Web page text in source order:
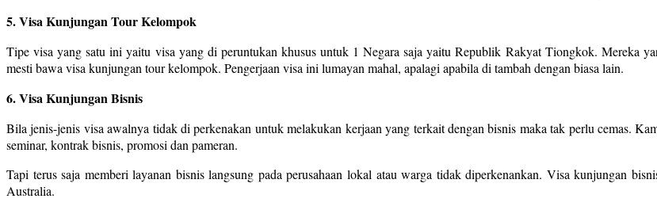
5. Visa Kunjungan Tour Kelompok
Tipe visa yang satu ini yaitu visa yang di peruntukan khusus untuk 1 Negara saja yaitu Republik Rakyat Tiongkok. Mereka
mesti bawa visa kunjungan tour kelompok. Pengerjaan visa ini lumayan mahal, apalagi apabila di tambah dengan biasa lain.
6. Visa Kunjungan Bisnis
Bila jenis-jenis visa awalnya tidak di perkenakan untuk melakukan kerjaan yang terkait dengan bisnis maka tak perlu cemas.
seminar, kontrak bisnis, promosi dan pameran.
Tapi terus saja memberi layanan bisnis langsung pada perusahaan lokal atau warga tidak diperkenankan. Visa kunjungan
Australia.